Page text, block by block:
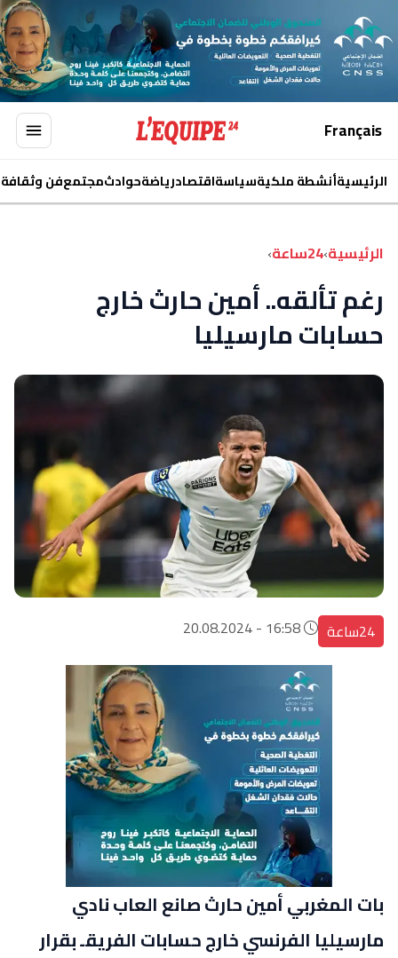
Français
الرئيسيةأنشطة ملكيةسياسةاقتصادرياضةحوادثمجتمعفن وثقافة
الرئيسية›24ساعة ›
رغم تألقه.. أمين حارث خارج
حسابات مارسيليا
24ساعة
بات المغربي أمين حارث صانع العاب نادي
مارسيليا الفرنسي خارج حسابات الفريقـ بقرار